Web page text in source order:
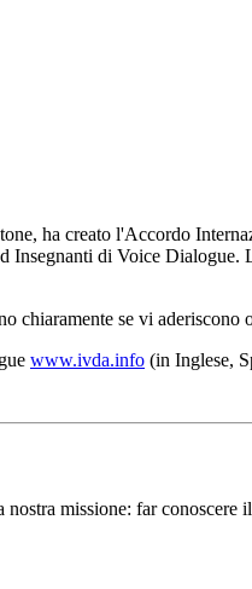
ha creato l'Accordo
di Voice Dialogue.
chiaramente se vi aderiscono
www.ivda.info (in Inglese,
missione: far